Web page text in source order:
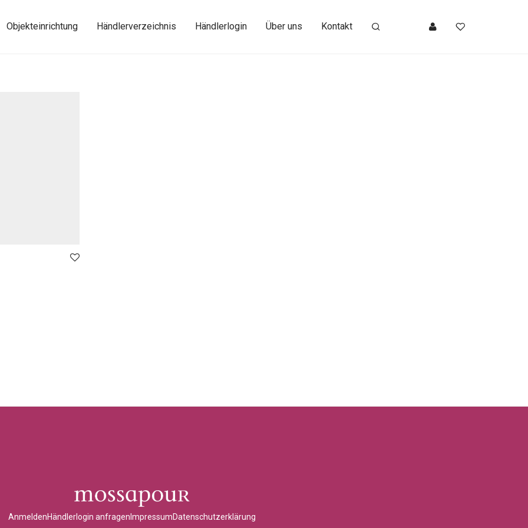
Objekteinrichtung Händlerverzeichnis Händlerlogin Über uns Kontakt
AnmeldenHändlerlogin anfragen ImpressumDatenschutzerklärung